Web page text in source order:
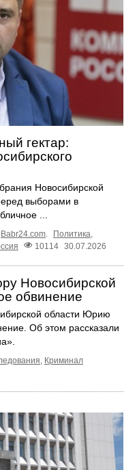
гектар:
Новосибирской
выборами в
...
Babr24.com. Политика,
10114 30.07.2026
Новосибирской
обвинение
области Юрию
Об этом рассказали
Криминал